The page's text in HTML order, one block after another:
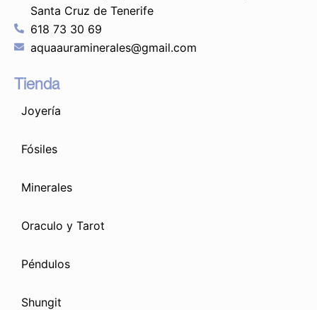
Santa Cruz de Tenerife
618 73 30 69
aquaauraminerales@gmail.com
Tienda
Joyería
Fósiles
Minerales
Oraculo y Tarot
Péndulos
Shungit